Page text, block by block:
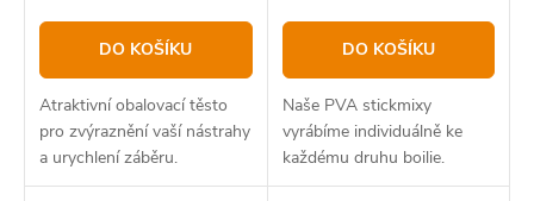
DO KOŠÍKU
Atraktivní obalovací těsto
pro zvýraznění vaší nástrahy
a urychlení záběru.
DO KOŠÍKU
Naše PVA stickmixy
vyrábíme individuálně ke
každému druhu boilie.